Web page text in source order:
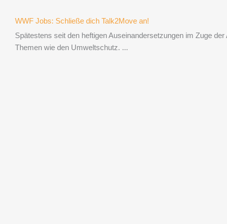
WWF Jobs: Schließe dich Talk2Move an!
Spätestens seit den heftigen Auseinandersetzungen im Zuge
Themen wie den Umweltschutz. ...